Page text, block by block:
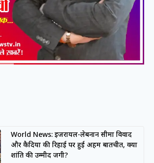
World News: इजरायल-लेबनान सीमा विवाद
और कैदियों की रिहाई पर हुई अहम बातचीत, क्या
शांति की उम्मीद जगी?